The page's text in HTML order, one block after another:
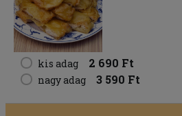
kis adag 2 690 Ft
nagy adag 3 590 Ft